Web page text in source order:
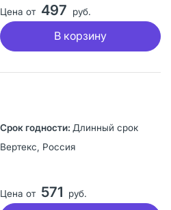
Цена от 497 руб.
В корзину
Длинный срок
Вертекс, Россия
Цена от 571 руб.